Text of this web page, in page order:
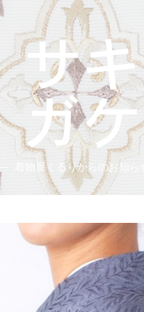
着物屋くるりからのお知らせ